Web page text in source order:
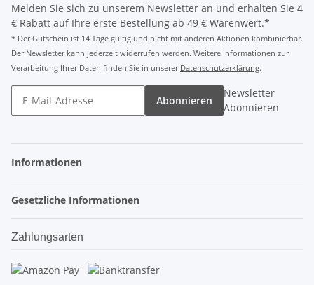
Melden Sie sich zu unserem Newsletter an und erhalten Sie 4
€ Rabatt auf Ihre erste Bestellung ab 49 € Warenwert.*
* Der Gutschein ist 14 Tage gültig und nicht mit anderen Aktionen kombinierbar.
Der Newsletter kann jederzeit widerrufen werden. Weitere Informationen zur
Verarbeitung Ihrer Daten finden Sie in unserer Datenschutzerklärung.
Abonnieren
Newsletter
Abonnieren
Informationen
Gesetzliche Informationen
Zahlungsarten